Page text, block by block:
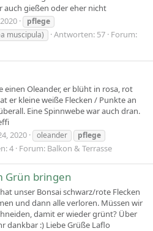
auch gießen oder eher nicht
pflege
muscipula)
Antworten: 57 Forum:
einen Oleander, er blüht in rosa, rot
er kleine weiße Flecken / Punkte an
Eine Spinnwebe war auch dran.
2020 oleander
pflege
4 Forum: Balkon & Terrasse
Grün bringen
unser Bonsai schwarz/rote Flecken
und dann alle verloren. Müssen wir
damit er wieder grünt? Über
dankbar :) Liebe Grüße Laflo